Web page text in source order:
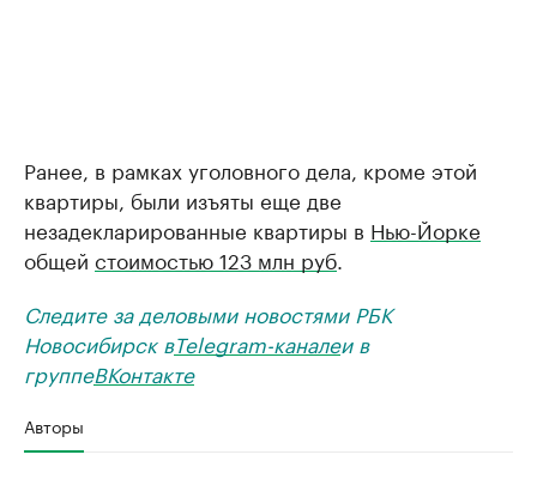
Ранее, в рамках уголовного дела, кроме этой
квартиры, были изъяты еще две
незадекларированные квартиры в Нью-Йорке
общей стоимостью 123 млн руб.
Следите за деловыми новостями РБК
Новосибирск вTelegram-каналеи в
группеВКонтакте
Авторы